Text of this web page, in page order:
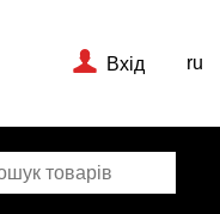
Вхід ru